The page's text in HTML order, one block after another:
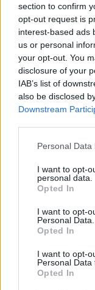
section to confirm
opt-out request is
interest-based ads
us or personal
your opt-out. You
disclosure of your
IAB’s list of
also be disclosed
Downstream
Personal
I want to opt-
personal data.
Opted In
I want to opt-
Personal Data.
Opted In
I want to opt-
Personal Data
Opted In
Articolul precedent
Un criminal de top,
„erou al Rusiei”, a
în Donețk.
Wagner